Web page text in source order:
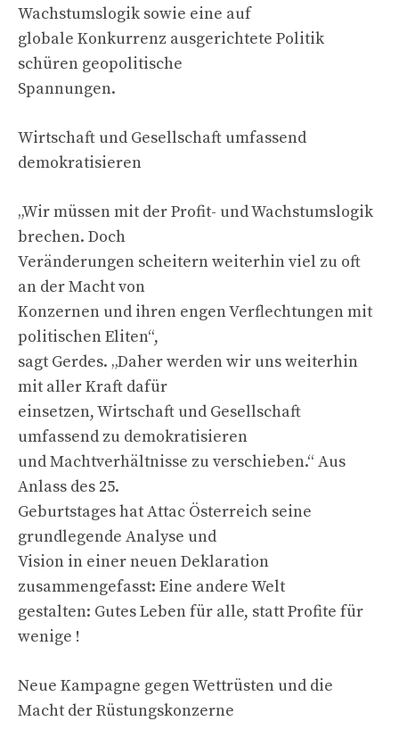
Wachstumslogik sowie eine auf
globale Konkurrenz ausgerichtete Politik
schüren geopolitische
Spannungen.
Wirtschaft und Gesellschaft umfassend
demokratisieren
„Wir müssen mit der Profit- und Wachstumslogik
brechen. Doch
Veränderungen scheitern weiterhin viel zu oft
an der Macht von
Konzernen und ihren engen Verflechtungen mit
politischen Eliten“,
sagt Gerdes. „Daher werden wir uns weiterhin
mit aller Kraft dafür
einsetzen, Wirtschaft und Gesellschaft
umfassend zu demokratisieren
und Machtverhältnisse zu verschieben.“ Aus
Anlass des 25.
Geburtstages hat Attac Österreich seine
grundlegende Analyse und
Vision in einer neuen Deklaration
zusammengefasst: Eine andere Welt
gestalten: Gutes Leben für alle, statt Profite für
wenige !
Neue Kampagne gegen Wettrüsten und die
Macht der Rüstungskonzerne